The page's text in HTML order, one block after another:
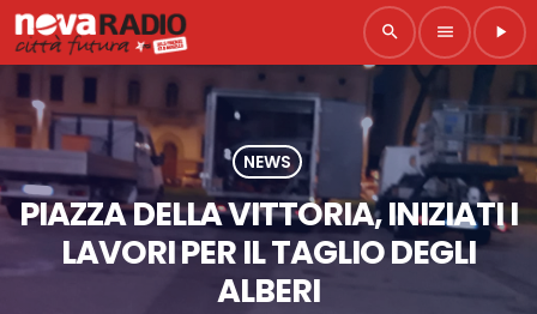
search menu play_arrow
NEWS
PIAZZA DELLA VITTORIA, INIZIATI I
LAVORI PER IL TAGLIO DEGLI
ALBERI